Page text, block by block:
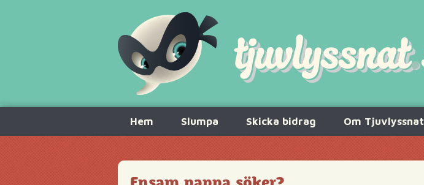
innehåll
Hem Slumpa Skicka bidrag Om Tjuvlyssnat